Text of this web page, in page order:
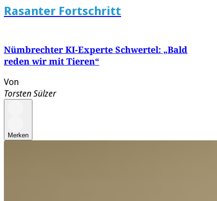
Rasanter Fortschritt
Nümbrechter KI-Experte Schwertel: „Bald
reden wir mit Tieren“
Von
Torsten Sülzer
Merken